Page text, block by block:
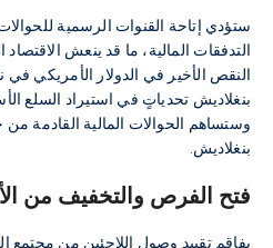
ستؤدي إتاحة القنوات الرسمية
التدفقات المالية، ما قد ينعش
النقص الأخير في الدولار الأمريكي
بنغلاديش تحدياتٍ في استيراد السلع
وستساهم الحوالات المالية القادمة من
بنغلاديش.
فتح الفرص والتخفيف من